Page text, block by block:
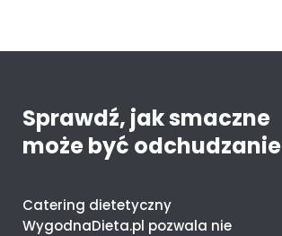
Sprawdź, jak smaczne
może być odchudzanie
Catering dietetyczny
WygodnaDieta.pl pozwala nie